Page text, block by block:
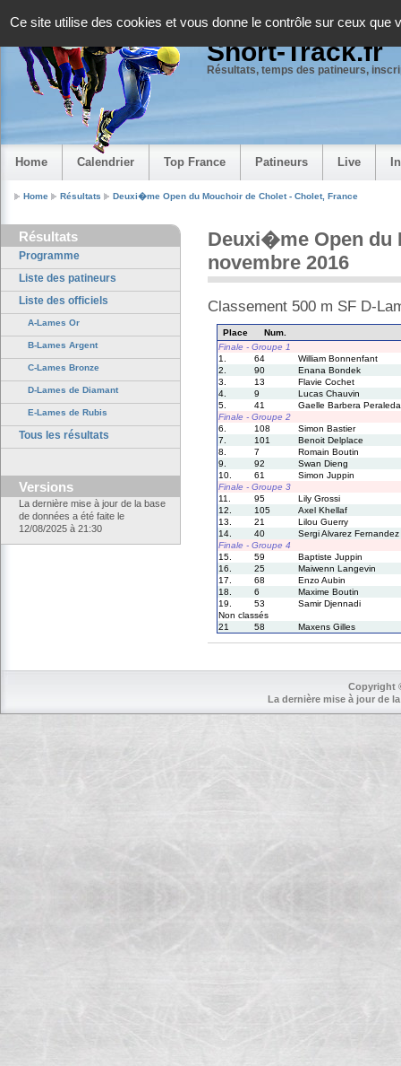
Ce site utilise des cookies et vous donne le contrôle sur ceux que
Short-Track.fr
Résultats, temps des patineurs,
Home Calendrier Top France Patineurs Live
Home Résultats Deuxi�me Open du Mouchoir de Cholet - Cholet, France
Résultats
Programme
Liste des patineurs
Liste des officiels
A-Lames Or
B-Lames Argent
C-Lames Bronze
D-Lames de Diamant
E-Lames de Rubis
Tous les résultats
Versions
La dernière mise à jour de la base
de données a été faite le
12/08/2025 à 21:30
Deuxi�me Open du
novembre 2016
Classement 500 m SF D-
Place
Num.
Finale - Groupe 1
1.
64
William Bonnenfant
2.
90
Enana Bondek
3.
13
Flavie Cochet
4.
9
Lucas Chauvin
5.
41
Gaelle Barbera Peraleda
Finale - Groupe 2
6.
108
Simon Bastier
7.
101
Benoit Delplace
8.
7
Romain Boutin
9.
92
Swan Dieng
10.
61
Simon Juppin
Finale - Groupe 3
11.
95
Lily Grossi
12.
105
Axel Khellaf
13.
21
Lilou Guerry
14.
40
Sergi Alvarez Fernandez
Finale - Groupe 4
15.
59
Baptiste Juppin
16.
25
Maiwenn Langevin
17.
68
Enzo Aubin
18.
6
Maxime Boutin
19.
53
Samir Djennadi
Non classés
21
58 Maxens Gilles
Copyright
La dernière mise à jour de